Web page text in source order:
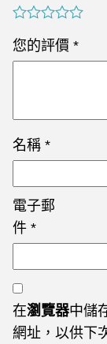
您的評價 *
名稱 *
電子郵
件 *
在瀏覽器中儲
網址，以供下